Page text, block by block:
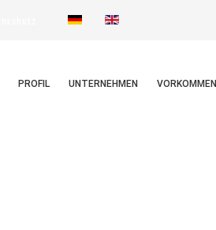
PROFIL UNTERNEHMEN VORKOMMEN